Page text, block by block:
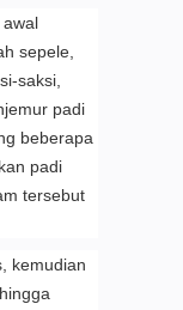
sepele,
saksi,
padi
beberapa
padi
tersebut
kemudian